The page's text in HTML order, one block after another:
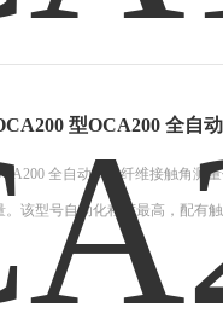
型OCA200 全自
全自动单一纤维接触角测
。该型号自动化程度最高，配有